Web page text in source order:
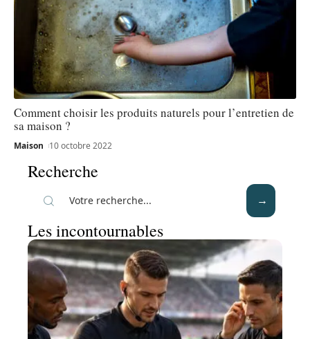
Comment choisir les produits naturels pour l’entretien de
sa maison ?
Maison 10 octobre 2022
Recherche
Les incontournables